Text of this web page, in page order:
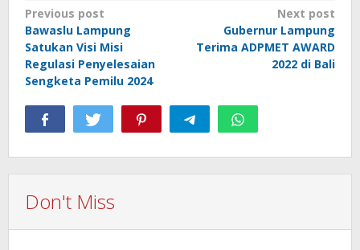
Post
navigation
Previous post
Bawaslu Lampung
Satukan Visi Misi
Regulasi Penyelesaian
Sengketa Pemilu 2024
Next post
Gubernur Lampung
Terima ADPMET AWARD
2022 di Bali
Don't Miss